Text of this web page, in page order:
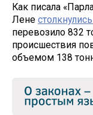
Как писала
Лене
перевозило 832
происшествия
объемом 138